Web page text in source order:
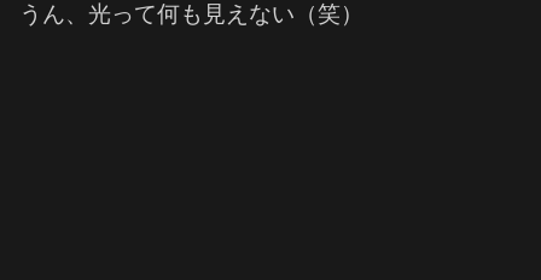
うん、光って何も見えない（笑）